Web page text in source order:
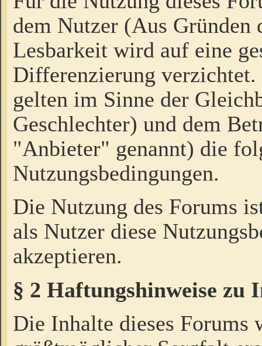
dem Nutzer (Aus Gründen
Lesbarkeit wird auf eine
Differenzierung
gelten im Sinne der
Geschlechter) und dem
"Anbieter" genannt) die
Nutzungsbedingungen.
Die Nutzung des Forums
als Nutzer diese
akzeptieren.
§ 2 Haftungshinweise zu
Die Inhalte dieses Forums